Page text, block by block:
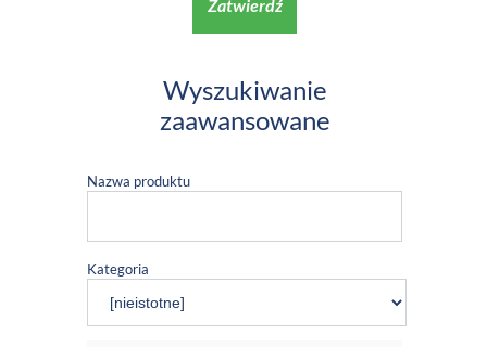
Zatwierdź
Wyszukiwanie
zaawansowane
Nazwa produktu
Kategoria